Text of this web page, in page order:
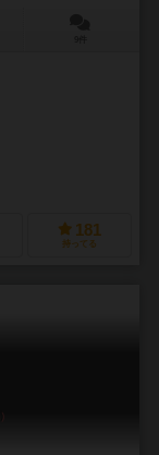
181
持ってる